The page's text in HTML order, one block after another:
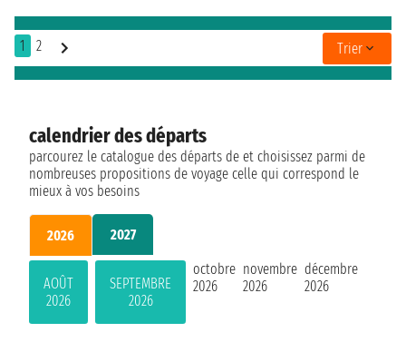
1 2 Trier
calendrier des départs
parcourez le catalogue des départs de et choisissez parmi de
nombreuses propositions de voyage celle qui correspond le
mieux à vos besoins
2026 2027
AOÛT
2026
SEPTEMBRE
2026
octobre
2026
novembre
2026
décembre
2026